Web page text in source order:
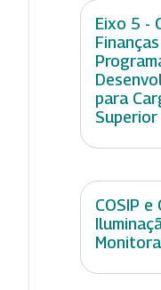
Eixo 5 -
para
Superior
COSIP